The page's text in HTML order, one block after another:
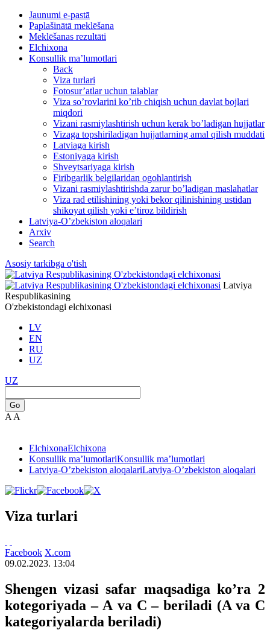
Jaunumi e-pastā
Paplašinātā meklēšana
Meklēšanas rezultāti
Elchixona
Konsullik ma’lumotlari
Back
Viza turlari
Fotosur’atlar uchun talablar
Viza so’rovlarini ko’rib chiqish uchun davlat bojlari
miqdori
Vizani rasmiylashtirish uchun kerak bo’ladigan hujjatlar
Vizaga topshiriladigan hujjatlarning amal qilish muddati
Latviaga kirish
Estoniyaga kirish
Shveytsariyaga kirish
Firibgarlik belgilaridan ogohlantirish
Vizani rasmiylashtirishda zarur bo’ladigan maslahatlar
Viza rad etilishining yoki bekor qilinishining ustidan
shikoyat qilish yoki e’tiroz bildirish
Latviya-O’zbekiston aloqalari
Arxiv
Search
Asosiy tarkibga o'tish
Latviya
Respublikasining
O'zbekistondagi elchixonasi
LV
EN
RU
UZ
UZ
Go
A A
ElchixonaElchixona
Konsullik ma’lumotlariKonsullik ma’lumotlari
Latviya-O’zbekiston aloqalariLatviya-O’zbekiston aloqalari
Viza turlari
Facebook X.com
09.02.2023. 13:04
Shengen vizasi safar maqsadiga ko’ra 2
kotegoriyada – А va С – beriladi (A va C
kategoriyalarda beriladi)